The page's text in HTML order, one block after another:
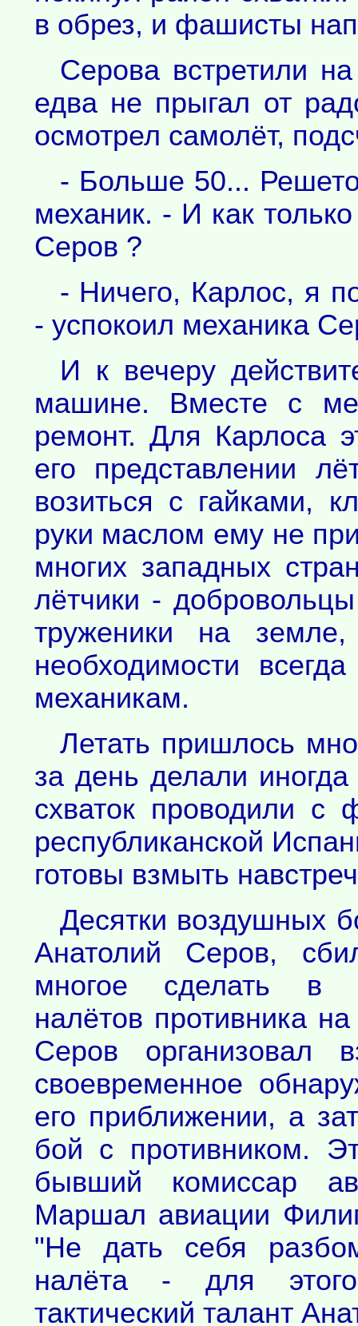
в обрез, и фашисты
Серова встретили
едва не прыгал от
осмотрел самолёт,
- Больше 50...
механик. - И как
Серов ?
- Ничего, Карлос, я
- успокоил механика
И к вечеру
машине. Вместе с
ремонт. Для Карлоса
его представлении
возиться с гайками,
руки маслом ему не
многих западных
лётчики -
труженики на
необходимости
механикам.
Летать пришлось
за день делали
схваток проводили с
республиканской
готовы взмыть
Десятки воздушных
Анатолий Серов,
многое сделать в
налётов противника
Серов организовал
своевременное
его приближении, а
бой с противником.
бывший комиссар
Маршал авиации
"Не дать себя
налёта - для
тактический талант